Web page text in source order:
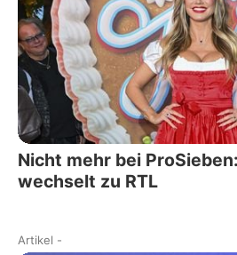
Nicht mehr bei
wechselt zu RTL
Artikel -